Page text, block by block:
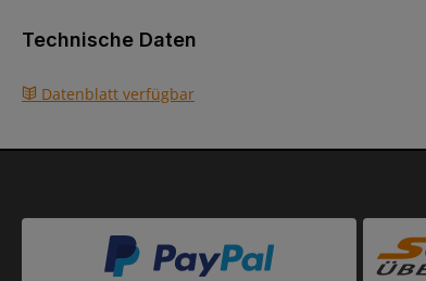
Technische Daten
Datenblatt verfügbar